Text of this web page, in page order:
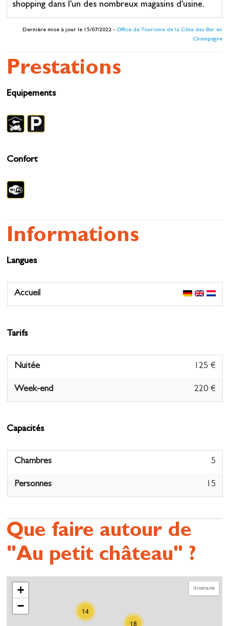
shopping dans l'un des nombreux magasins d'usine.
Dernière mise à jour le 15/07/2022 - Office de Tourisme de la Côte des Bar en
Champagne
Prestations
Equipements
Confort
Informations
Langues
Accueil
Tarifs
Nuitée 125 €
Week-end 220 €
Capacités
Chambres 5
Personnes 15
Que faire autour de
"Au petit château" ?
Itinéraire
14
18
+
−